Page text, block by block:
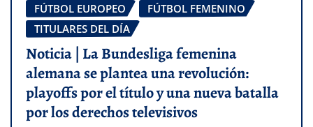
FÚTBOL EUROPEO
FÚTBOL FEMENINO
TITULARES DEL DÍA
Noticia | La Bundesliga femenina
alemana se plantea una revolución:
playoffs por el título y una nueva batalla
por los derechos televisivos